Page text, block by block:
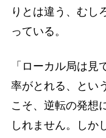
りとは違う、むし
っている。
「ローカル局は
率がとれる、とい
こそ、逆転の発想
しれません。しか